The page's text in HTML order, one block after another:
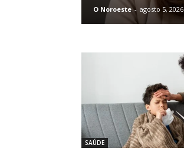
O Noroeste - agosto 5, 2026
SAÚDE